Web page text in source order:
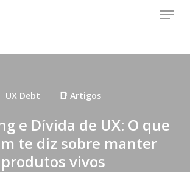
Menu
UX Debt 📑 Artigos
e Dívida de UX: O que
te diz sobre manter
produtos vivos